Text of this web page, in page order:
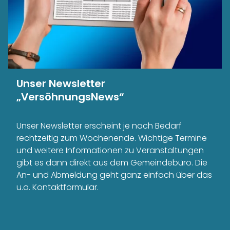
Unser Newsletter
„VersöhnungsNews“
Unser Newsletter erscheint je nach Bedarf
rechtzeitig zum Wochenende. Wichtige Termine
und weitere Informationen zu Veranstaltungen
gibt es dann direkt aus dem Gemeindebüro. Die
An- und Abmeldung geht ganz einfach über das
u.a. Kontaktformular.